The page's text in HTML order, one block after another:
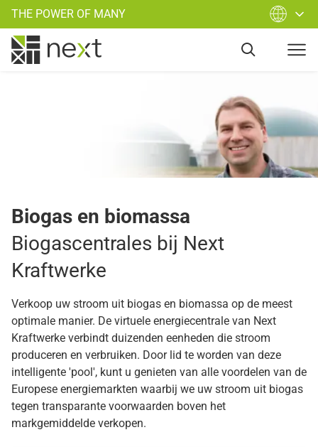
THE POWER OF MANY
Biogas en biomassa
Biogascentrales bij Next
Kraftwerke
Verkoop uw stroom uit biogas en biomassa op de meest
optimale manier. De virtuele energiecentrale van Next
Kraftwerke verbindt duizenden eenheden die stroom
produceren en verbruiken. Door lid te worden van deze
intelligente 'pool', kunt u genieten van alle voordelen van de
Europese energiemarkten waarbij we uw stroom uit biogas
tegen transparante voorwaarden boven het
markgemiddelde verkopen.